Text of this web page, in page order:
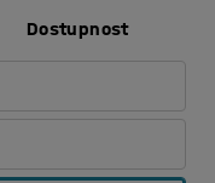
Dostupnost